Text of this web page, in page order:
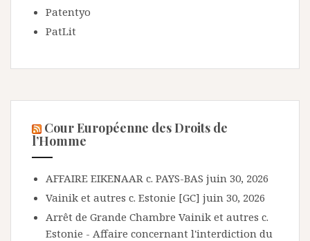
Patentyo
PatLit
Cour Européenne des Droits de
l’Homme
AFFAIRE EIKENAAR c. PAYS-BAS juin 30, 2026
Vainik et autres c. Estonie [GC] juin 30, 2026
Arrêt de Grande Chambre Vainik et autres c.
Estonie - Affaire concernant l'interdiction du